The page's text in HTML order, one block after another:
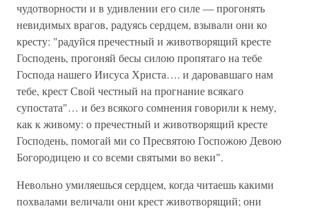
чудотворности и в удивлении его силе — прогонять
невидимых врагов, радуясь сердцем, взывали они ко
кресту: "радуйся пречестный и животворящий кресте
Господень, прогоняй бесы силою пропятаго на тебе
Господа нашего Иисуса Христа…. и даровавшаго нам
тебе, крест Свой честный на прогнание всякаго
супостата"… и без всякого сомнения говорили к нему,
как к живому: о пречестный и животворящий кресте
Господень, помогай ми со Пресвятою Госпожою Девою
Богородицею и со всеми святыми во веки".
Невольно умиляешься сердцем, когда читаешь какими
похвалами величали они крест животворящий; они